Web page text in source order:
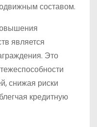
составом.
является
Это
снижая риски
кредитную